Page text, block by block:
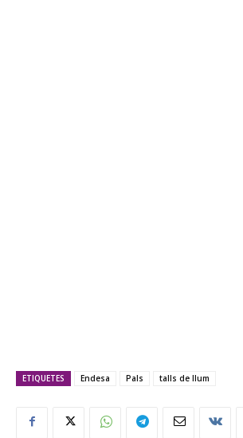
ETIQUETES Endesa Pals talls de llum